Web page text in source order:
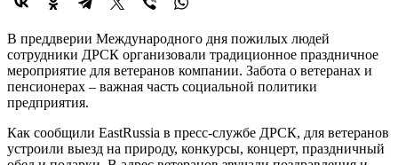
В преддверии Международного дня пожилых людей
сотрудники ДРСК организовали традиционное праздничное
мероприятие для ветеранов компании. Забота о ветеранах и
пенсионерах – важная часть социальной политики
предприятия.
Как сообщили EastRussia в пресс-службе ДРСК, для ветеранов
устроили выезд на природу, конкурсы, концерт, праздничный